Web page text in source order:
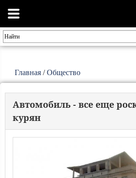
Главная /Общество
Автомобиль - все еще
курян